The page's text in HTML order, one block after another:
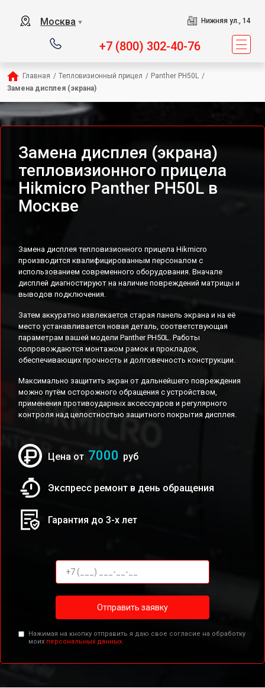
Москва ▼ Нижняя ул., 14
+7 (800) 302-40-76
Главная / Тепловизионный прицел / Panther PH50L /
Замена дисплея (экрана)
Замена дисплея (экрана)
тепловизионного прицела
Hikmicro Panther PH50L в
Москве
Замена дисплея тепловизионного прицела Hikmicro
производится квалифицированным персоналом с
использованием современного оборудования. Вначале
дисплей диагностируют на наличие повреждений матрицы и
выводов подключения.
Затем аккуратно извлекается старая панель экрана и на её
место устанавливается новая деталь, соответствующая
параметрам вашей модели Panther PH50L. Работы
сопровождаются монтажом рамок и прокладок,
обеспечивающих прочность и долговечность конструкции.
Максимально защитить экран от дальнейшего повреждения
можно путём осторожного обращения с устройством,
применения противоударных аксессуаров и регулярного
контроля над целостностью защитного покрытия дисплея.
Цена от 7000 руб
Экспресс ремонт в день обращения
Гарантия до 3-х лет
Отправить заявку
Нажимая на кнопку отправить я даю свое согласие на обработку
моих персональных данных.